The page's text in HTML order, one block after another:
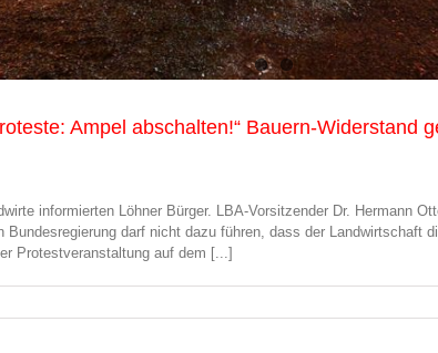
Ampel abschalten!“ Bauern-Widerstand
informierten Löhner Bürger. LBA-Vorsitzender Dr. Hermann
darf nicht dazu führen, dass der Landwirtschaft
Protestveranstaltung auf dem [...]